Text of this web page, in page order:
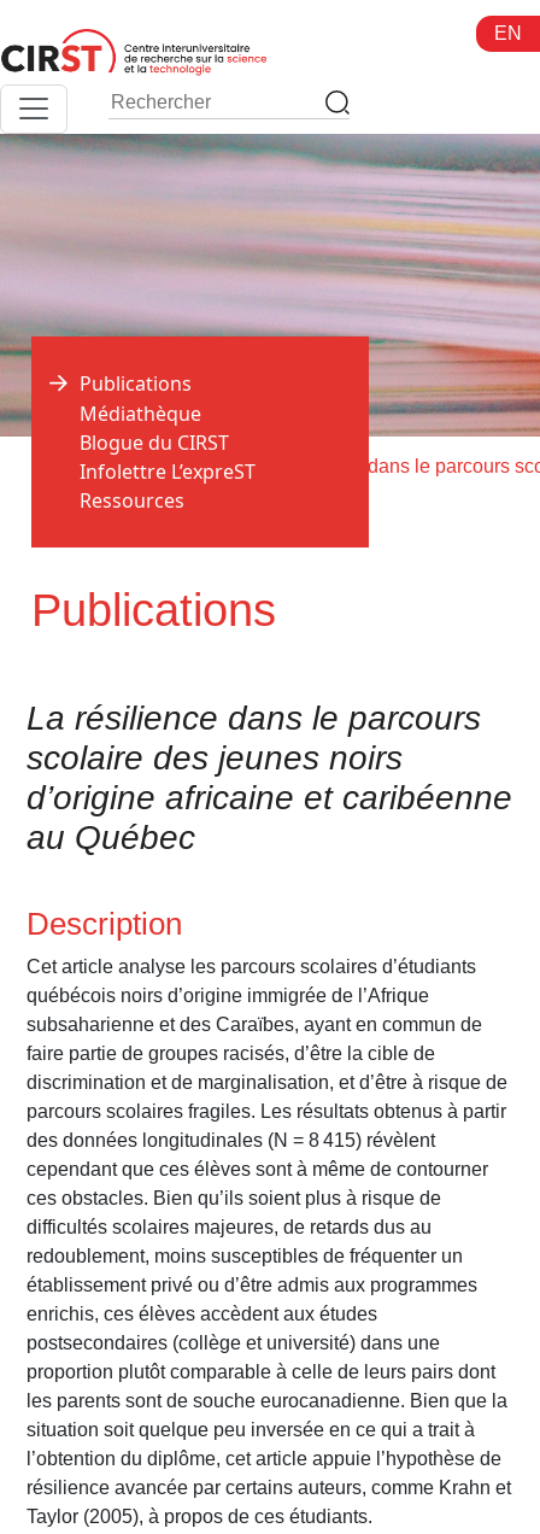
au
contenu
EN
Accueil > Publications >
Publications
Publications
Médiathèque
Blogue du CIRST
Infolettre L’expreST
Ressources
La résilience dans le parcours
scolaire des jeunes noirs
d’origine africaine et caribéenne
au Québec
Description
Cet article analyse les parcours scolaires d’étudiants
québécois noirs d’origine immigrée de l’Afrique
subsaharienne et des Caraïbes, ayant en commun de
faire partie de groupes racisés, d’être la cible de
discrimination et de marginalisation, et d’être à risque de
parcours scolaires fragiles. Les résultats obtenus à partir
des données longitudinales (N = 8 415) révèlent
cependant que ces élèves sont à même de contourner
ces obstacles. Bien qu’ils soient plus à risque de
difficultés scolaires majeures, de retards dus au
redoublement, moins susceptibles de fréquenter un
établissement privé ou d’être admis aux programmes
enrichis, ces élèves accèdent aux études
postsecondaires (collège et université) dans une
proportion plutôt comparable à celle de leurs pairs dont
les parents sont de souche eurocanadienne. Bien que la
situation soit quelque peu inversée en ce qui a trait à
l’obtention du diplôme, cet article appuie l’hypothèse de
résilience avancée par certains auteurs, comme Krahn et
Taylor (2005), à propos de ces étudiants.